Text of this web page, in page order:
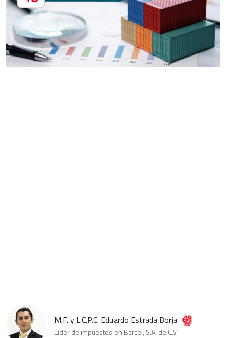
M.F. y L.C.P.C. Eduardo Estrada Borja
Líder de impuestos en Barcel, S.A. de C.V.